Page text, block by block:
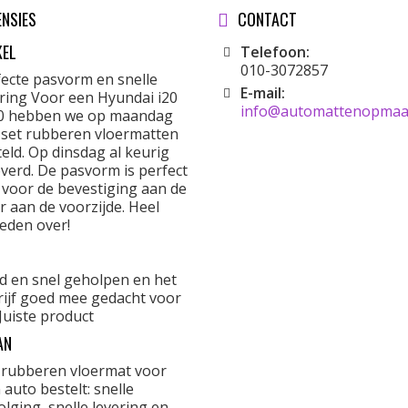
pasvorm en snelle
Voor een Hyundai i20
hebben we op maandag
rubberen vloermatten
Op dinsdag al keurig
De pasvorm is perfect
de bevestiging aan de
aan de voorzijde. Heel
over!
en snel geholpen en het
goed mee gedacht voor
product
rubberen vloermat voor
auto bestelt: snelle
CONTACT
Telefoon:
010-3072857
E-mail: